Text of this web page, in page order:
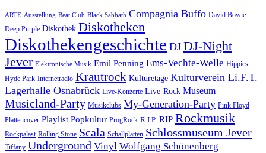
ARTE Ausstellung Beat Club Black Sabbath Compagnia Buffo David Bowie
Deep Purple Diskothek Diskotheken
Diskothekengeschichte DJ DJ-Night
Jever Elektronische Musik Emil Penning Ems-Vechte-Welle Hippies
Hyde Park Internetradio Krautrock Kulturetage Kulturverein Li.F.T.
Lagerhalle Osnabrück Live-Konzerte Live-Rock Museum
Musicland-Party Musikclubs My-Generation-Party Pink Floyd
Plattencover Playlist Popkultur ProgRock R.I.P. RIP Rockmusik
Rockpalast Rolling Stone Scala Schallplatten Schlossmuseum Jever
Tiffany Underground Vinyl Wolfgang Schönenberg